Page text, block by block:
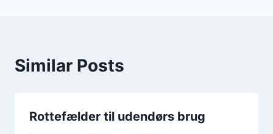
Similar Posts
Rottefælder til udendørs brug